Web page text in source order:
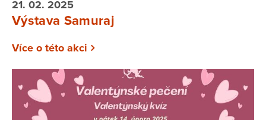
21. 02. 2025
Výstava Samuraj
Více o této akci